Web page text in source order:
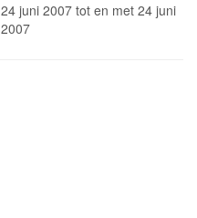
24 juni 2007 tot en met 24 juni
2007